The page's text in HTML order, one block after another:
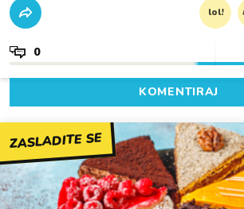
lol!
0
KOMENTIRAJ
ZASLADITE SE